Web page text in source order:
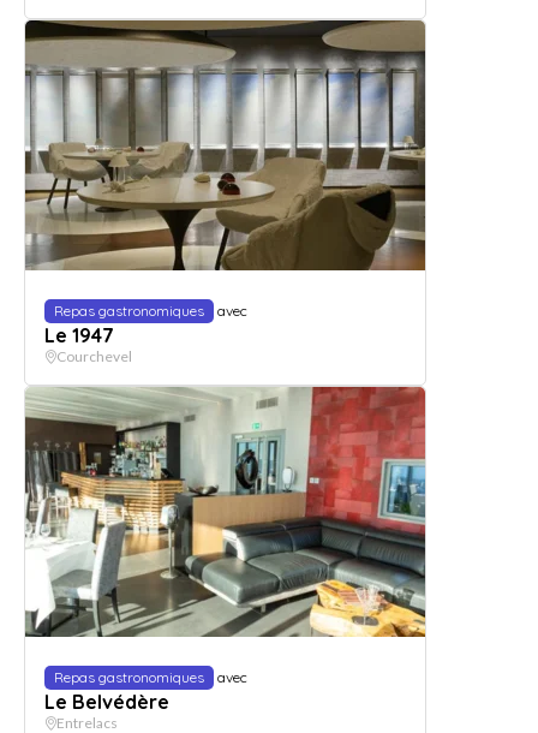
Repas gastronomiques avec
Le 1947
Courchevel
Repas gastronomiques avec
Le Belvédère
Entrelacs